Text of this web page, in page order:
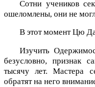
Сотни учеников
ошеломлены, они не
В этот момент Цю
Изучить
безусловно, признак
тысячу лет. Мастера
обратят на него